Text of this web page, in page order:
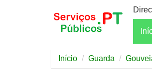
Início Guarda